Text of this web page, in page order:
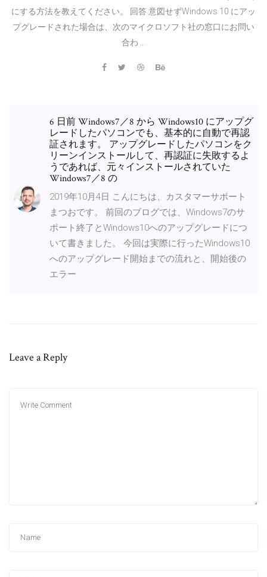
にする方法を教えてください。 回答 意図せずWindows 10 にアッ
プグレードされた場合は、次のマイクロソフト社の窓口にお問い
合わ …
6 日前 Windows7／8 から Windows10 にアップグ
レードしたパソコンでも、基本的に自動で再認
証されます。 アップグレードしたパソコンをク
リーンインストールして、再認証に失敗するよ
うであれば、元々インストールされていた
Windows7／8 の
2019年10月4日 こんにちは、カスタマーサポート
まつおです。 前回のブログでは、Windows7のサ
ポート終了とWindows10へのアップグレードにつ
いて書きました。 今回は実際に行ったWindows10
へのアップグレード開始までの流れと、開始後の
エラー
Leave a Reply